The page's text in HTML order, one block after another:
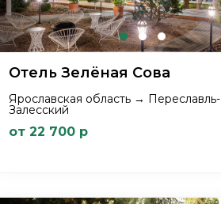
Отель Зелёная Сова
Ярославская область → Переславль-
Залесский
от 22 700 р